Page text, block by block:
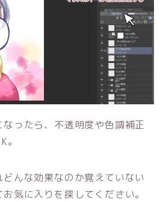
ったら、不透明度や色調補正
んな効果なのか覚えていない
気に入りを探してください。